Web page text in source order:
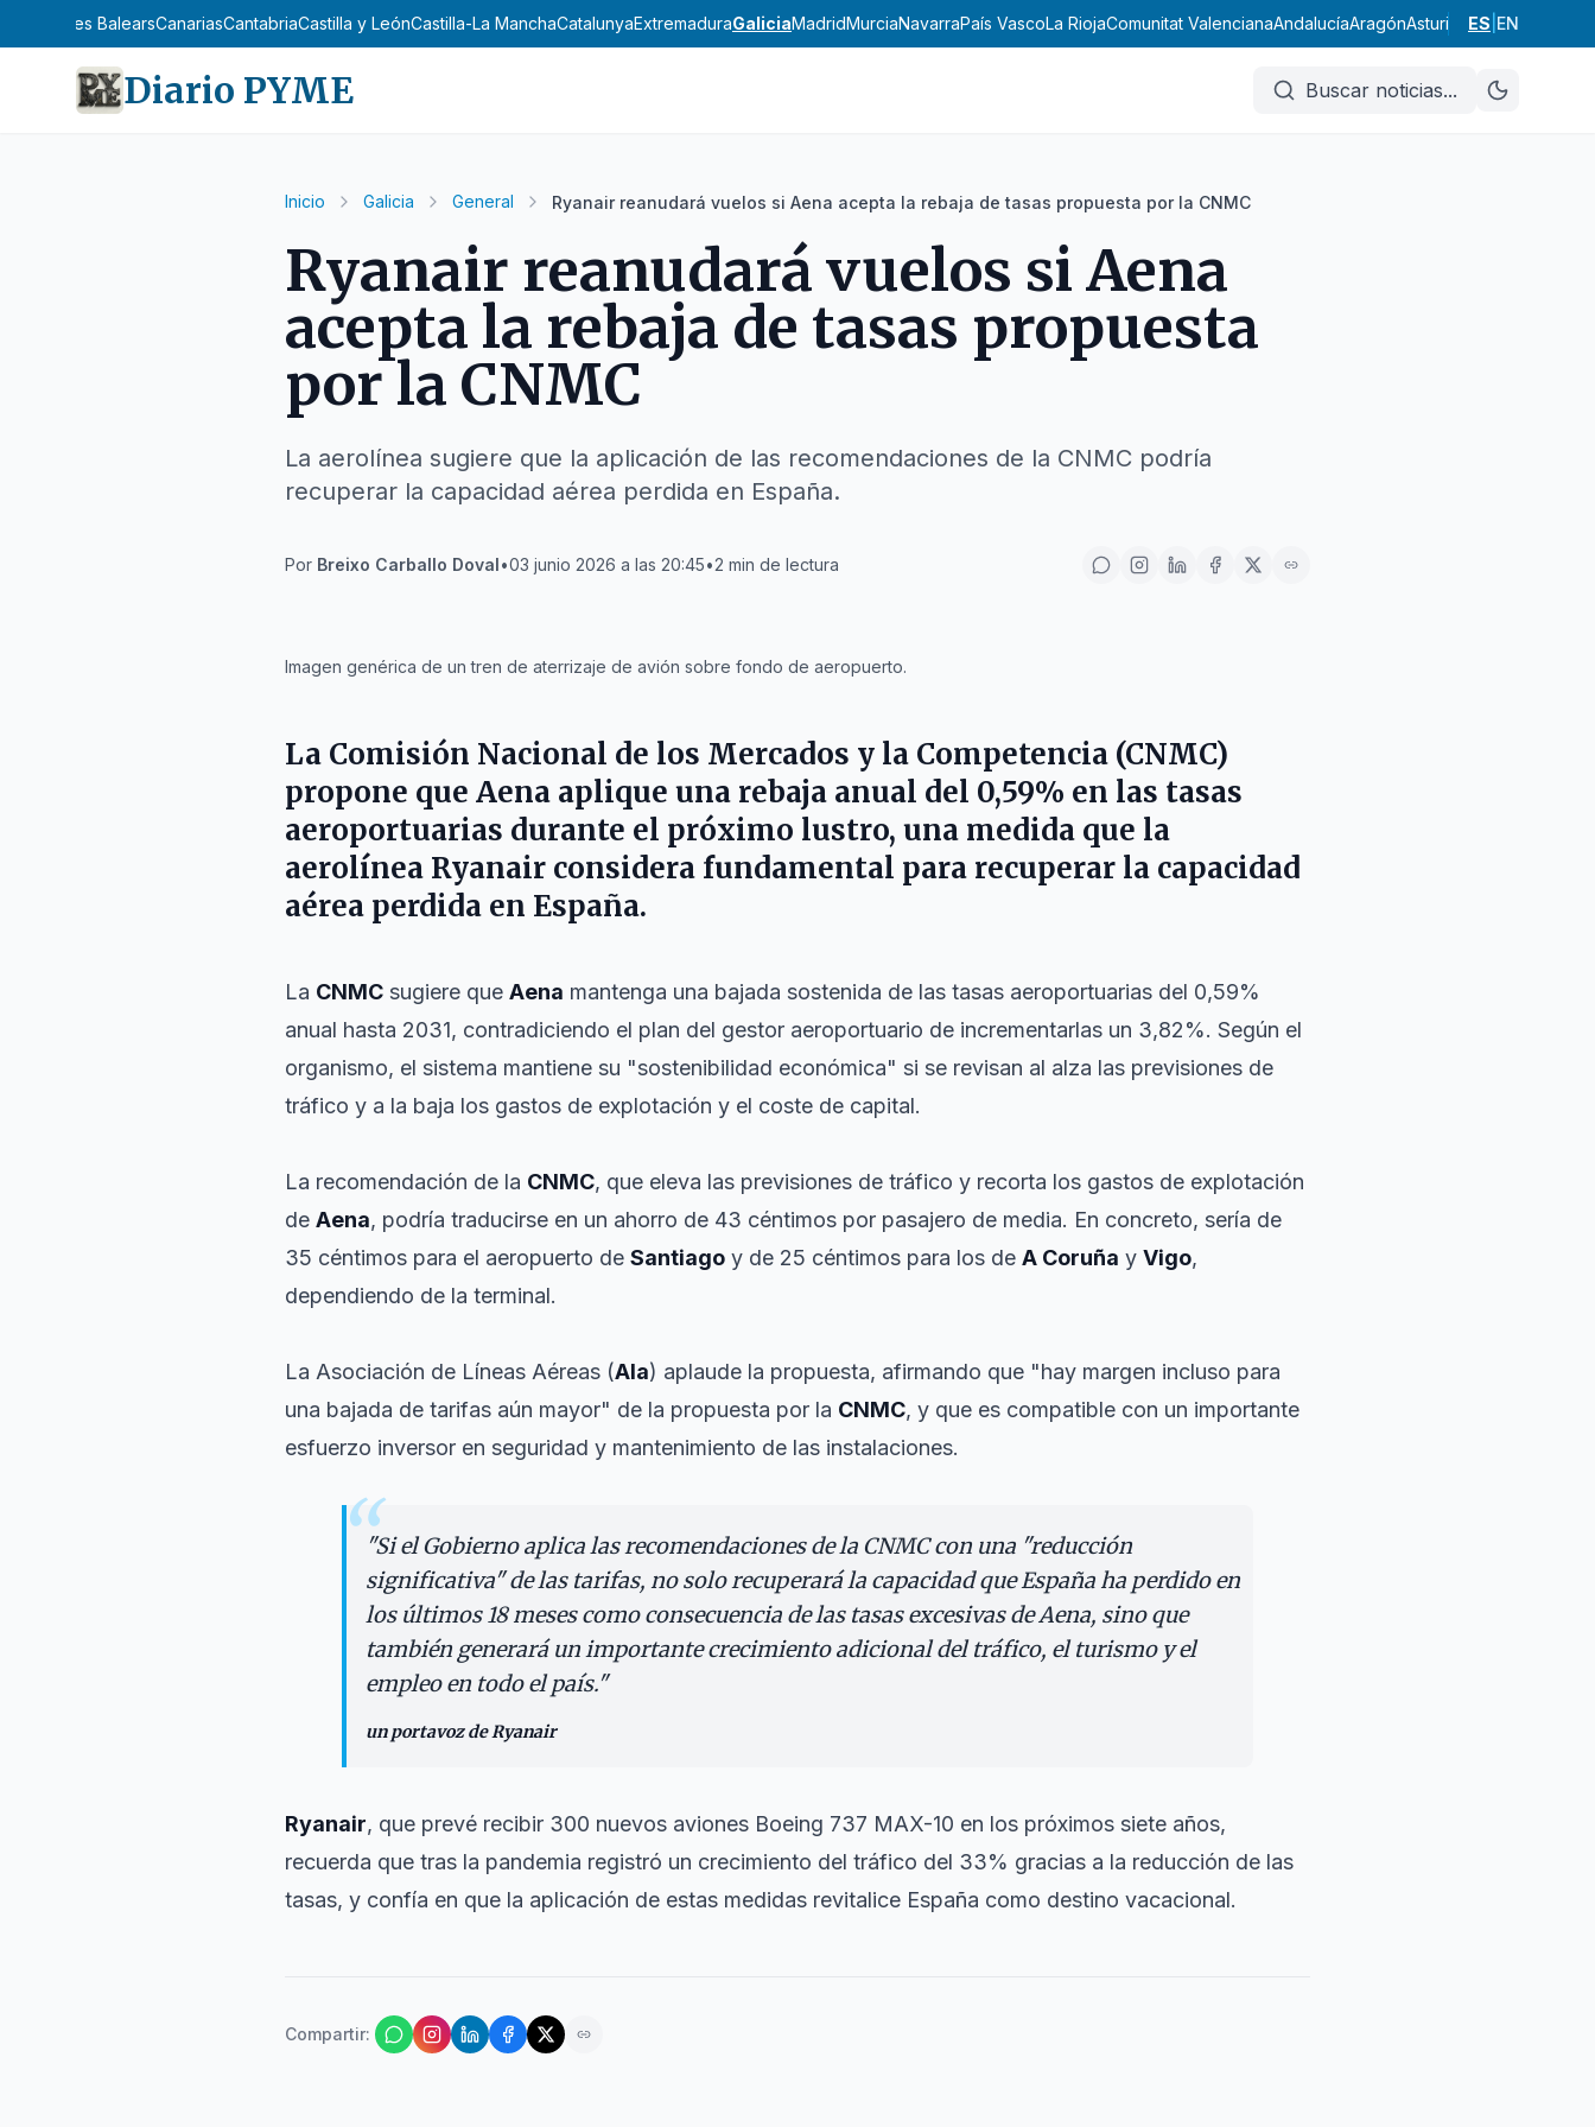
Illes BalearsCanariasCantabriaCastilla y LeónCastilla-La ManchaCatalunyaExtremaduraGaliciaMadridMurciaNavarraPaís VascoLa RiojaComunitat ValencianaAndalucíaAragónAsturias Illes Balears
ES EN
Diario PYME Buscar noticias...
Inicio Galicia General Ryanair reanudará vuelos si Aena acepta la rebaja de tasas propuesta por la CNMC
Ryanair reanudará vuelos si Aena
acepta la rebaja de tasas propuesta
por la CNMC
La aerolínea sugiere que la aplicación de las recomendaciones de la CNMC podría
recuperar la capacidad aérea perdida en España.
Por Breixo Carballo Doval•03 junio 2026 a las 20:45•2 min de lectura
Imagen genérica de un tren de aterrizaje de avión sobre fondo de aeropuerto.
La Comisión Nacional de los Mercados y la Competencia (CNMC)
propone que Aena aplique una rebaja anual del 0,59% en las tasas
aeroportuarias durante el próximo lustro, una medida que la
aerolínea Ryanair considera fundamental para recuperar la capacidad
aérea perdida en España.
La CNMC sugiere que Aena mantenga una bajada sostenida de las tasas aeroportuarias del 0,59%
anual hasta 2031, contradiciendo el plan del gestor aeroportuario de incrementarlas un 3,82%. Según el
organismo, el sistema mantiene su "sostenibilidad económica" si se revisan al alza las previsiones de
tráfico y a la baja los gastos de explotación y el coste de capital.
La recomendación de la CNMC, que eleva las previsiones de tráfico y recorta los gastos de explotación
de Aena, podría traducirse en un ahorro de 43 céntimos por pasajero de media. En concreto, sería de
35 céntimos para el aeropuerto de Santiago y de 25 céntimos para los de A Coruña y Vigo,
dependiendo de la terminal.
La Asociación de Líneas Aéreas (Ala) aplaude la propuesta, afirmando que "hay margen incluso para
una bajada de tarifas aún mayor" de la propuesta por la CNMC, y que es compatible con un importante
esfuerzo inversor en seguridad y mantenimiento de las instalaciones.
“"Si el Gobierno aplica las recomendaciones de la CNMC con una "reducción
significativa" de las tarifas, no solo recuperará la capacidad que España ha perdido en
los últimos 18 meses como consecuencia de las tasas excesivas de Aena, sino que
también generará un importante crecimiento adicional del tráfico, el turismo y el
empleo en todo el país."
un portavoz de Ryanair
Ryanair, que prevé recibir 300 nuevos aviones Boeing 737 MAX-10 en los próximos siete años,
recuerda que tras la pandemia registró un crecimiento del tráfico del 33% gracias a la reducción de las
tasas, y confía en que la aplicación de estas medidas revitalice España como destino vacacional.
Compartir: